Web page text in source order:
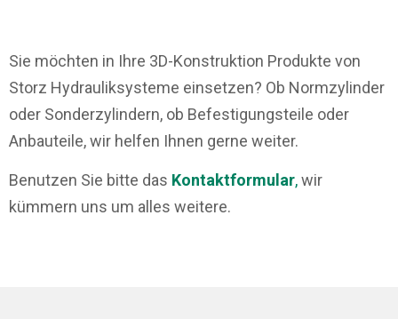
Sie möchten in Ihre 3D-Konstruktion Produkte von
Storz Hydrauliksysteme einsetzen? Ob Normzylinder
oder Sonderzylindern, ob Befestigungsteile oder
Anbauteile, wir helfen Ihnen gerne weiter.
Benutzen Sie bitte das Kontaktformular,wir
kümmern uns um alles weitere.